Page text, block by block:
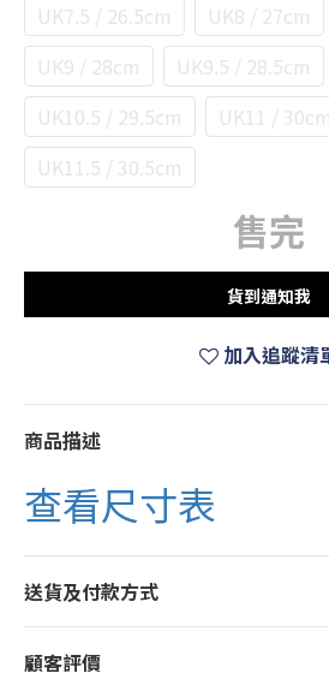
UK7.5 / 26.5cm
UK8 / 27cm
UK9 / 28cm
UK9.5 / 28.5cm
UK10.5 / 29.5cm
UK11 / 30cm
UK11.5 / 30.5cm
售完
貨到通知我
加入追蹤清
商品描述
查看尺寸表
送貨及付款方式
顧客評價